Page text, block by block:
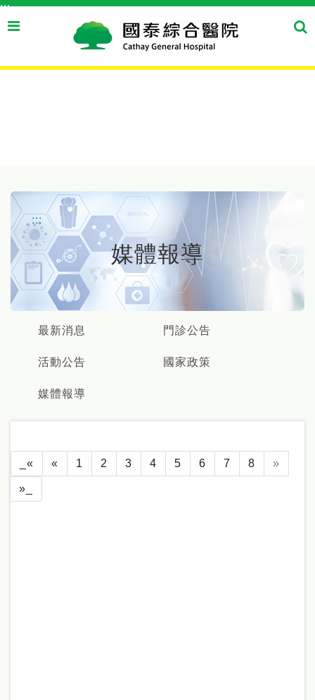
搜
鈕
搜
:::
:::
媒體報導
最新消息 門診公告
活動公告 國家政策
媒體報導
_« « 1 2 3 4 5 6 7 8 »
»_